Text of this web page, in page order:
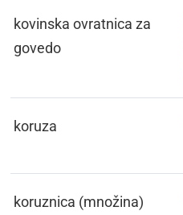
kovinska ovratnica za
govedo
koruza
koruznica (množina)